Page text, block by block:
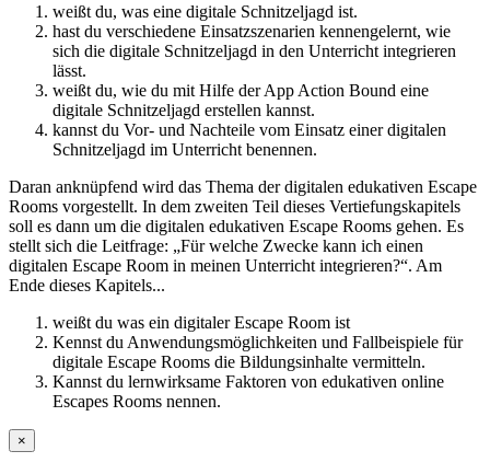
weißt du, was eine digitale Schnitzeljagd ist.
hast du verschiedene Einsatzszenarien kennengelernt, wie
sich die digitale Schnitzeljagd in den Unterricht integrieren
lässt.
weißt du, wie du mit Hilfe der App Action Bound eine
digitale Schnitzeljagd erstellen kannst.
kannst du Vor- und Nachteile vom Einsatz einer digitalen
Schnitzeljagd im Unterricht benennen.
Daran anknüpfend wird das Thema der digitalen edukativen Escape
Rooms vorgestellt. In dem zweiten Teil dieses Vertiefungskapitels
soll es dann um die digitalen edukativen Escape Rooms gehen. Es
stellt sich die Leitfrage: „Für welche Zwecke kann ich einen
digitalen Escape Room in meinen Unterricht integrieren?“. Am
Ende dieses Kapitels...
weißt du was ein digitaler Escape Room ist
Kennst du Anwendungsmöglichkeiten und Fallbeispiele für
digitale Escape Rooms die Bildungsinhalte vermitteln.
Kannst du lernwirksame Faktoren von edukativen online
Escapes Rooms nennen.
×